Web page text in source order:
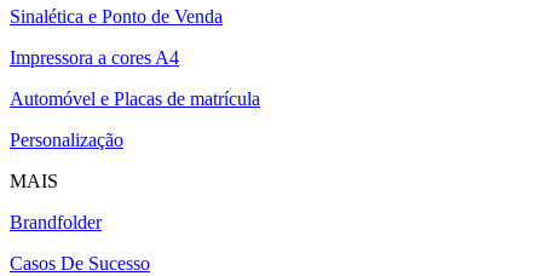
Sinalética e Ponto de Venda
Impressora a cores A4
Automóvel e Placas de matrícula
Personalização
MAIS
Brandfolder
Casos De Sucesso